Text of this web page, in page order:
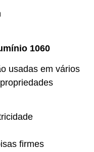
1060
usadas em vários
firmes